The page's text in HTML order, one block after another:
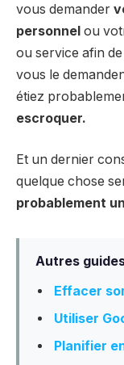
vous demander
personnel ou
ou service afin de
vous le
étiez
escroquer.
Et un dernier
quelque chose
probablement
Autres
Effacer
Utiliser
Planifier